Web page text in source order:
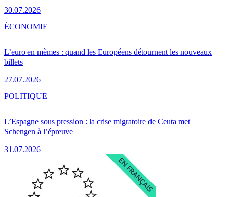
30.07.2026
L’euro en mèmes : quand les Européens détournent les nouveaux
billets
27.07.2026
ÉCONOMIE
L’Espagne sous pression : la crise migratoire de Ceuta met
Schengen à l’épreuve
31.07.2026
POLITIQUE